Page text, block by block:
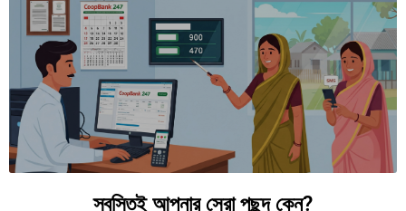
স্বস্তিই আপনার সেরা পছন্দ কেন?